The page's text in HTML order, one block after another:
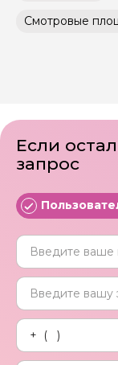
Смотровые
Если
запрос